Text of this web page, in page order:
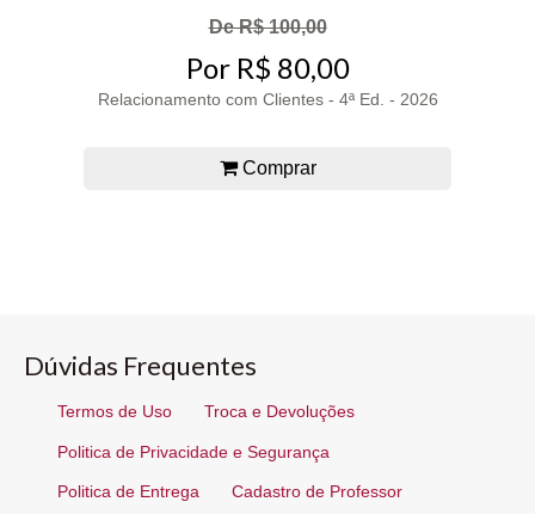
De R$ 100,00
Por R$ 80,00
Relacionamento com Clientes - 4ª Ed. - 2026
Comprar
Dúvidas Frequentes
Termos de Uso Troca e Devoluções
Politica de Privacidade e Segurança
Politica de Entrega Cadastro de Professor